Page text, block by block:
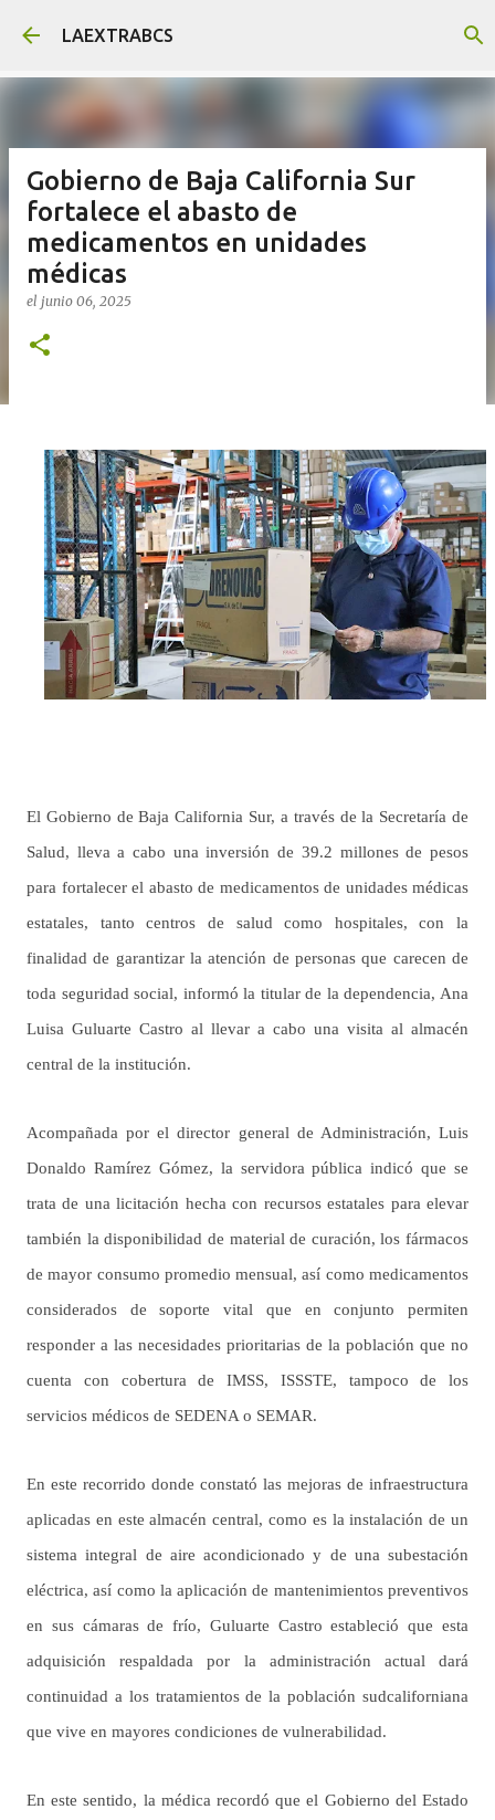
Ir al contenido principal
LAEXTRABCS
Gobierno de Baja California Sur
fortalece el abasto de
medicamentos en unidades
médicas
el junio 06, 2025
El Gobierno de Baja California Sur, a través de la Secretaría de
Salud, lleva a cabo una inversión de 39.2 millones de pesos
para fortalecer el abasto de medicamentos de unidades médicas
estatales, tanto centros de salud como hospitales, con la
finalidad de garantizar la atención de personas que carecen de
toda seguridad social, informó la titular de la dependencia, Ana
Luisa Guluarte Castro al llevar a cabo una visita al almacén
central de la institución.
Acompañada por el director general de Administración, Luis
Donaldo Ramírez Gómez, la servidora pública indicó que se
trata de una licitación hecha con recursos estatales para elevar
también la disponibilidad de material de curación, los fármacos
de mayor consumo promedio mensual, así como medicamentos
considerados de soporte vital que en conjunto permiten
responder a las necesidades prioritarias de la población que no
cuenta con cobertura de IMSS, ISSSTE, tampoco de los
servicios médicos de SEDENA o SEMAR.
En este recorrido donde constató las mejoras de infraestructura
aplicadas en este almacén central, como es la instalación de un
sistema integral de aire acondicionado y de una subestación
eléctrica, así como la aplicación de mantenimientos preventivos
en sus cámaras de frío, Guluarte Castro estableció que esta
adquisición respaldada por la administración actual dará
continuidad a los tratamientos de la población sudcaliforniana
que vive en mayores condiciones de vulnerabilidad.
En este sentido, la médica recordó que el Gobierno del Estado